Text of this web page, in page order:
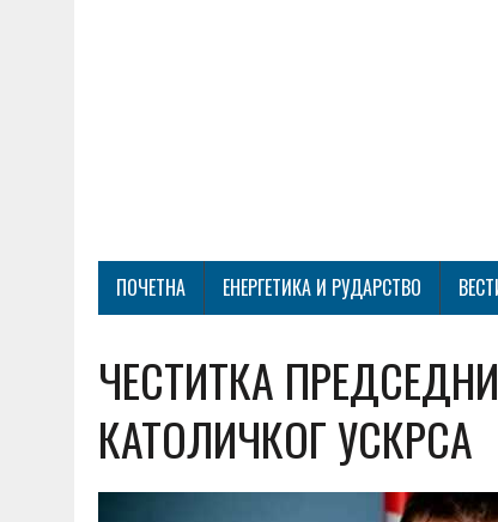
ПОЧЕТНА ЕНЕРГЕТИКА И РУДАРСТВО
ЧЕСТИТКА
КАТОЛИЧКОГ УСКРСА